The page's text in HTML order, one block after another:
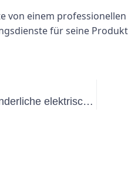
von einem
für seine
So führen Sie das Prüfprotokoll für ortsveränderliche elektrische Betriebsmittel ordnungsgemäß durch